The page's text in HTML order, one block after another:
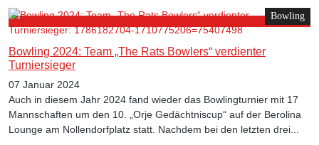
Bowling
Bowling 2024: Team „The Rats Bowlers“ verdienter
Turniersieger
07 Januar 2024
Auch in diesem Jahr 2024 fand wieder das Bowlingturnier mit 17
Mannschaften um den 10. „Orje Gedächtniscup“ auf der Berolina
Lounge am Nollendorfplatz statt. Nachdem bei den letzten drei...